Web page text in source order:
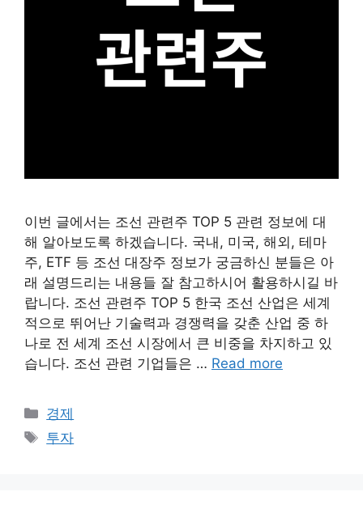
이번 글에서는 조선 관련주 TOP 5 관련 정보에 대
해 알아보도록 하겠습니다. 국내, 미국, 해외, 테마
주, ETF 등 조선 대장주 정보가 궁금하신 분들은 아
래 설명드리는 내용들 잘 참고하시어 활용하시길 바
랍니다. 조선 관련주 TOP 5 한국 조선 산업은 세계
적으로 뛰어난 기술력과 경쟁력을 갖춘 산업 중 하
나로 전 세계 조선 시장에서 큰 비중을 차지하고 있
습니다. 조선 관련 기업들은 … Read more
Categories
경제
Tags
투자